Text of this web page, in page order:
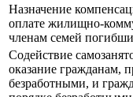
Назначение
оплате жилищно-
членам семей
Содействие
оказание гражданам,
безработными, и